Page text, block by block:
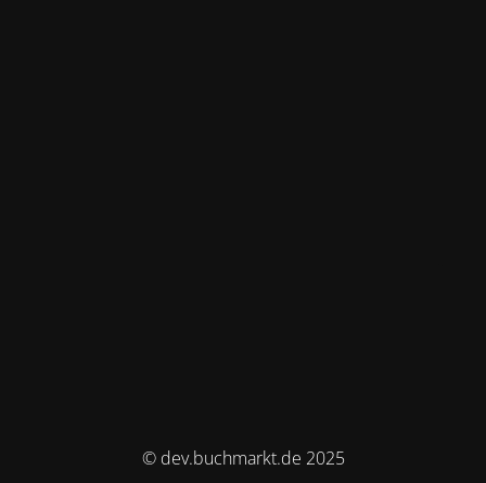
© dev.buchmarkt.de 2025